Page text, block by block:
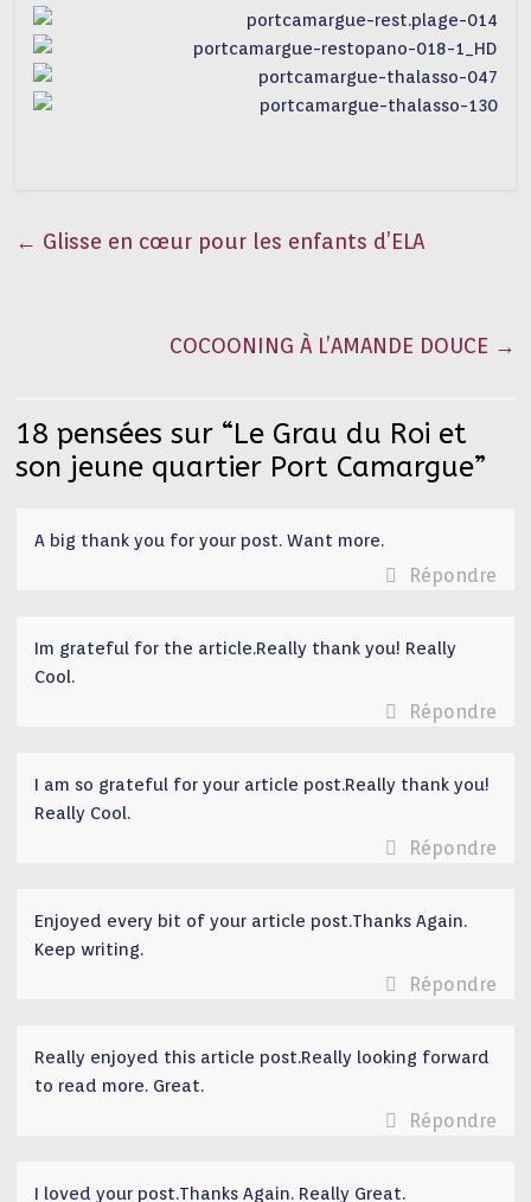
← Glisse en cœur pour les enfants d’ELA
COCOONING À L’AMANDE DOUCE →
18 pensées sur “Le Grau du Roi et
son jeune quartier Port Camargue”
A big thank you for your post. Want more.
Répondre
Im grateful for the article.Really thank you! Really
Cool.
Répondre
I am so grateful for your article post.Really thank you!
Really Cool.
Répondre
Enjoyed every bit of your article post.Thanks Again.
Keep writing.
Répondre
Really enjoyed this article post.Really looking forward
to read more. Great.
Répondre
I loved your post.Thanks Again. Really Great.